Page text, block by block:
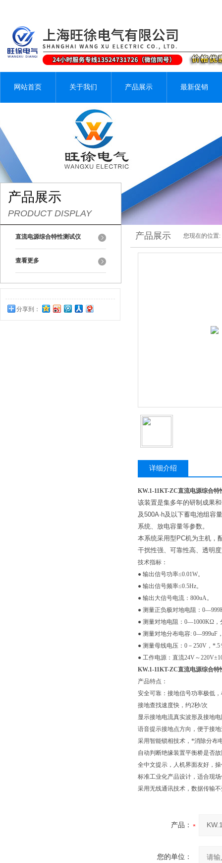
网站首页 关于我们 产品展示 最新促销
产品展示
PRODUCT DISPLAY
直流电源综合特性测试仪
查看更多
分享到：
产品展示 您现在的位置:
详细介绍
KW.1-11KT-ZC直流电源综合特
该装置是集多年的研制成果
及500A·h及以下蓄电池组容
系统、放电容量等参数。
本系统采用型PC机为主机，
干扰性强、可靠性高、透明
技术指标：
● 输出信号功率≤0.01W。
● 输出信号频率≤0.5Hz。
● 输出大信号电流：800uA。
● 测量正负极对地电阻：
● 测量对地电阻：0—1000KΩ，
● 测量对地分布电容: 0—999uF
● 测量母线电压：0－250V，*.5
● 工作电源：直流24V～
KW.1-11KT-ZC直流电源综合特
产品特点：
安全可靠：接地信号功率极低
接地查找速度快，约2秒/次
显示接地电流真实波形及接地
语音提示接地点方向，便于接
采用智能锁相技术，*消除分布
自动判断绝缘装置平衡桥是否
全中文提示，人机界面友好，
标准工业化产品设计，适合现
采用无线通讯技术，数据传输
产品：
您的单位：